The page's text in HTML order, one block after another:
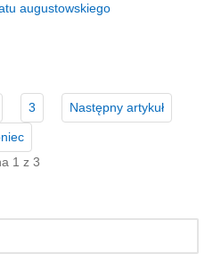
augustowskiego
3 Następny artykuł
1 z 3